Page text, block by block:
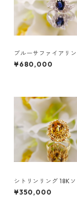
ブルーサファイアリ
¥680,000
シトリンリング 18Kソ
ールド | シトリン フロ
リング
¥350,000